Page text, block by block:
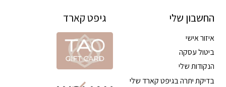
החשבון שלי
איזור אישי
ביטול עסקה
הנקודות שלי
בדיקת יתרה בגיפט קארד שלי
גיפט קארד